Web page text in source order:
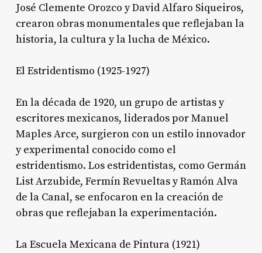
José Clemente Orozco y David Alfaro Siqueiros,
crearon obras monumentales que reflejaban la
historia, la cultura y la lucha de México.
El Estridentismo (1925-1927)
En la década de 1920, un grupo de artistas y
escritores mexicanos, liderados por Manuel
Maples Arce, surgieron con un estilo innovador
y experimental conocido como el
estridentismo. Los estridentistas, como Germán
List Arzubide, Fermín Revueltas y Ramón Alva
de la Canal, se enfocaron en la creación de
obras que reflejaban la experimentación.
La Escuela Mexicana de Pintura (1921)